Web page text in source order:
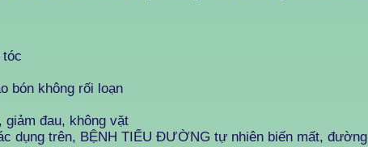
không rối loạn
đau, không vặt
dụng trên, BỆNH TIỂU ĐƯỜNG tự nhiên biến mất, đường